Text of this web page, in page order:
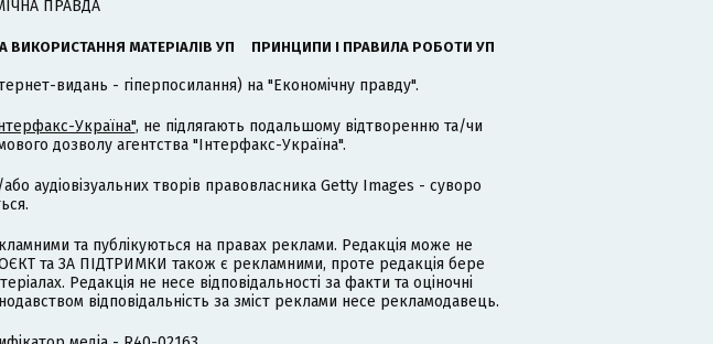
ПРАВДА
ВИКОРИСТАННЯ МАТЕРІАЛІВ УП ПРИНЦИПИ І ПРАВИЛА РОБОТИ УП
видань - гіперпосилання) на "Економічну правду".
Україна", не підлягають подальшому відтворенню та/чи
дозволу агентства "Інтерфакс-Україна".
аудіовізуальних творів правовласника Getty Images - суворо
та публікуються на правах реклами. Редакція може не
та ЗА ПІДТРИМКИ також є рекламними, проте редакція бере
Редакція не несе відповідальності за факти та оціночні
відповідальність за зміст реклами несе рекламодавець.